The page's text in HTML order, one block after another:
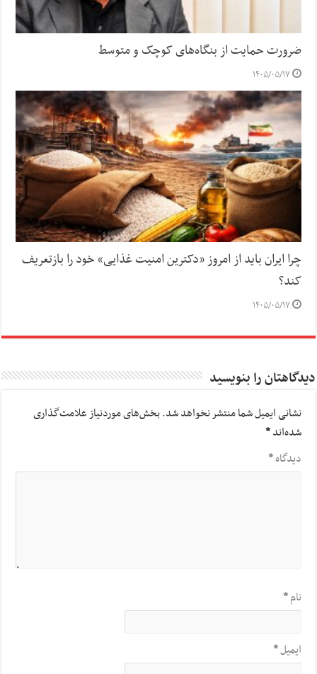
ضرورت حمایت از بنگاه‌های کوچک و متوسط
۱۴۰۵/۰۵/۱۷
چرا ایران باید از امروز «دکترین امنیت غذایی» خود را بازتعریف
کند؟
۱۴۰۵/۰۵/۱۷
دیدگاهتان را بنویسید
نشانی ایمیل شما منتشر نخواهد شد.بخش‌های موردنیاز علامت‌گذاری
شده‌اند*
دیدگاه*
نام*
ایمیل*